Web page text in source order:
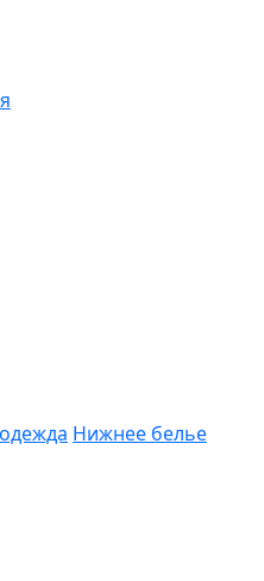
Нижнее белье